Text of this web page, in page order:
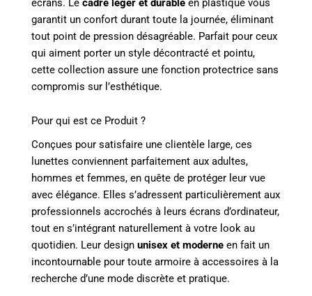
écrans. Le cadre léger et durable en plastique vous
garantit un confort durant toute la journée, éliminant
tout point de pression désagréable. Parfait pour ceux
qui aiment porter un style décontracté et pointu,
cette collection assure une fonction protectrice sans
compromis sur l’esthétique.
Pour qui est ce Produit ?
Conçues pour satisfaire une clientèle large, ces
lunettes conviennent parfaitement aux adultes,
hommes et femmes, en quête de protéger leur vue
avec élégance. Elles s’adressent particulièrement aux
professionnels accrochés à leurs écrans d’ordinateur,
tout en s’intégrant naturellement à votre look au
quotidien. Leur design unisex et moderne en fait un
incontournable pour toute armoire à accessoires à la
recherche d’une mode discrète et pratique.